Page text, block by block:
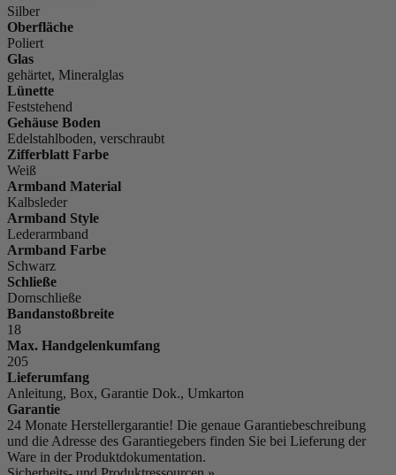
Silber
Oberfläche
Poliert
Glas
gehärtet, Mineralglas
Lünette
Feststehend
Gehäuse Boden
Edelstahlboden, verschraubt
Zifferblatt Farbe
Weiß
Armband Material
Kalbsleder
Armband Style
Lederarmband
Armband Farbe
Schwarz
Schließe
Dornschließe
Bandanstoßbreite
18
Max. Handgelenkumfang
205
Lieferumfang
Anleitung, Box, Garantie Dok., Umkarton
Garantie
24 Monate Herstellergarantie! Die genaue Garantiebeschreibung
und die Adresse des Garantiegebers finden Sie bei Lieferung der
Ware in der Produktdokumentation.